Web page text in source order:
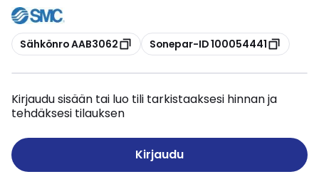
Kopioi
Sähkönro AAB3062 Kopioi
Sonepar-ID 100054441
Kirjaudu sisään tai luo tili tarkistaaksesi hinnan ja
tehdäksesi tilauksen
Kirjaudu